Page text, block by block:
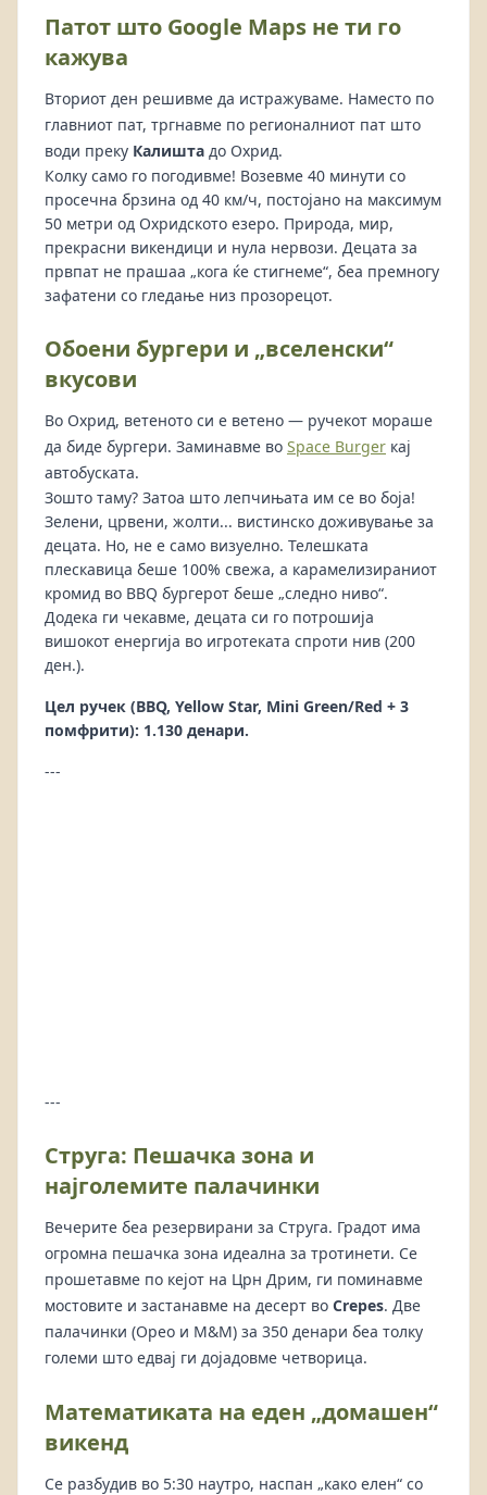
Патот што Google Maps не ти го
кажува
Вториот ден решивме да истражуваме. Наместо по
главниот пат, тргнавме по регионалниот пат што
води преку Калишта до Охрид.
Колку само го погодивме! Возевме 40 минути со
просечна брзина од 40 км/ч, постојано на максимум
50 метри од Охридското езеро. Природа, мир,
прекрасни викендици и нула нервози. Децата за
првпат не прашаа „кога ќе стигнеме“, беа премногу
зафатени со гледање низ прозорецот.
Обоени бургери и „вселенски“
вкусови
Во Охрид, ветеното си е ветено — ручекот мораше
да биде бургери. Заминавме во Space Burger кај
автобуската.
Зошто таму? Затоа што лепчињата им се во боја!
Зелени, црвени, жолти... вистинско доживување за
децата. Но, не е само визуелно. Телешката
плескавица беше 100% свежа, а карамелизираниот
кромид во BBQ бургерот беше „следно ниво“.
Додека ги чекавме, децата си го потрошија
вишокот енергија во игротеката спроти нив (200
ден.).
Цел ручек (BBQ, Yellow Star, Mini Green/Red + 3
помфрити): 1.130 денари.
---
---
Струга: Пешачка зона и
најголемите палачинки
Вечерите беа резервирани за Струга. Градот има
огромна пешачка зона идеална за тротинети. Се
прошетавме по кејот на Црн Дрим, ги поминавме
мостовите и застанавме на десерт во Crepes. Две
палачинки (Орео и M&M) за 350 денари беа толку
големи што едвај ги дојадовме четворица.
Математиката на еден „домашен“
викенд
Се разбудив во 5:30 наутро, наспан „како елен“ со